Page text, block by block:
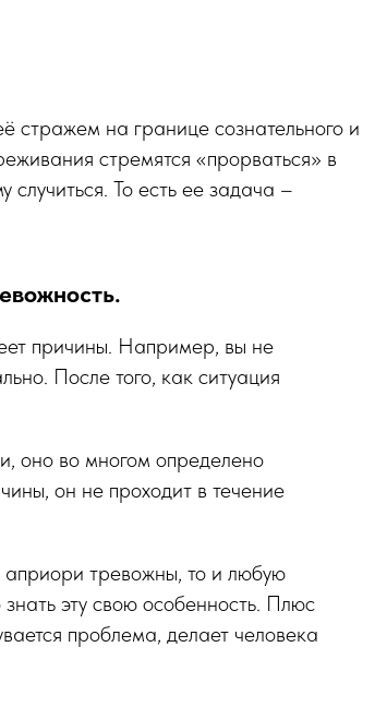
стражем на границе сознательного и
стремятся «прорваться» в
случиться. То есть ее задача –
причины. Например, вы не
После того, как ситуация
оно во многом определено
он не проходит в течение
априори тревожны, то и любую
эту свою особенность. Плюс
проблема, делает человека